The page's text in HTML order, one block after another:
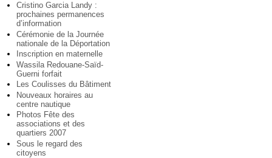
Cristino Garcia Landy :
prochaines permanences
d’information
Cérémonie de la Journée
nationale de la Déportation
Inscription en maternelle
Wassila Redouane-Saïd-
Guerni forfait
Les Coulisses du Bâtiment
Nouveaux horaires au
centre nautique
Photos Fête des
associations et des
quartiers 2007
Sous le regard des
citoyens